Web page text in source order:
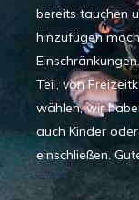
bereits tauchen
hinzufügen
Teil, von
wählen, wir
auch Kinder
einschließen.